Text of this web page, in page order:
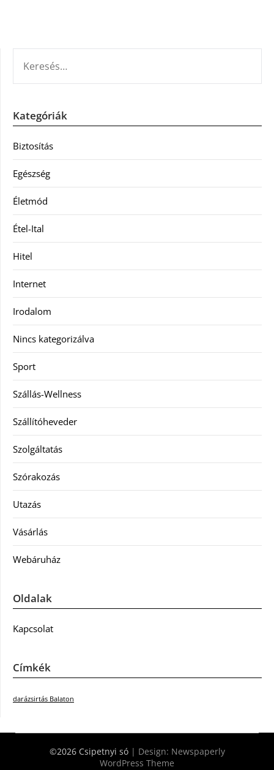
Kategóriák
Biztosítás
Egészség
Életmód
Étel-Ital
Hitel
Internet
Irodalom
Nincs kategorizálva
Sport
Szállás-Wellness
Szállítóheveder
Szolgáltatás
Szórakozás
Utazás
Vásárlás
Webáruház
Oldalak
Kapcsolat
Címkék
darázsirtás Balaton
©2026 Csipetnyi só | Design: Newspaperly
WordPress Theme